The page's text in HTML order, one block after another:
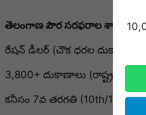
తెలంగాణ పౌర సరఫరాల శాఖ
రేషన్ డీలర్ (చౌక ధరల దుకాణదారు)
3,800+ దుకాణాలు
కనీసం 7వ తరగతి (10th/12th